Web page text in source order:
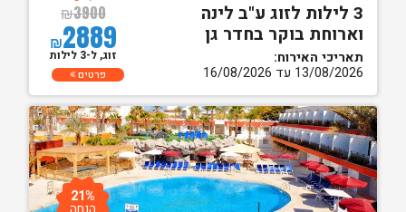
3 לילות לזוג ע"ב לינה
וארוחת בוקר בחדר גן
תאריכי האירוח:
13/08/2026 עד 16/08/2026
₪3900
₪2889
זוג, ל-3 לילות
פרטים
21%